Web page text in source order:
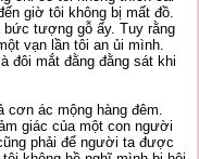
giờ tôi không bị mất đồ.
tượng gỗ ấy. Tuy rằng
vạn lần tôi an ủi mình.
đôi mắt đằng đằng sát khi
cơn ác mộng hàng đêm.
giác của một con người
phải để người ta được